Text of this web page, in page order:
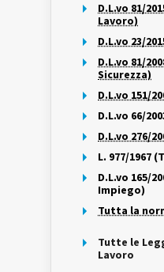
D.L.vo 81/
Lavoro)
D.L.vo 23/
D.L.vo 81/
Sicurezza)
D.L.vo 151/
D.L.vo 66/
D.L.vo 276/
L. 977/1967
D.L.vo 165/
Impiego)
Tutta la
Tutte le
Lavoro